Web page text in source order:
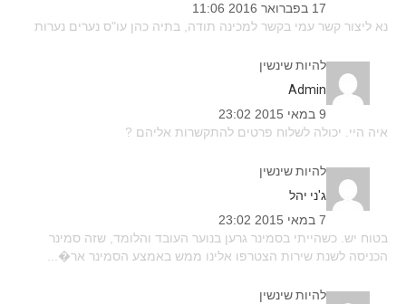
17 בפברואר 2016 11:06
נא ליצור קשר עמי בקשר למכינה תודה, בתיה כהן עו"ס נערים נערות
להיות שינשין
admin
9 במאי 2015 23:02
איה היי. יכולה לשלוח פרטים להתקשרות אליהם ?
להיות שינשין
ג'ני יהל
7 במאי 2015 23:02
בטוח יש. כשהייתי בסמינר גרען בנוער העובד והלומד, שזה סמינר
הכניסה לשנת שירות הצטרפו אלינו ממש באמצע הסמינר אר�...
להיות שינשין